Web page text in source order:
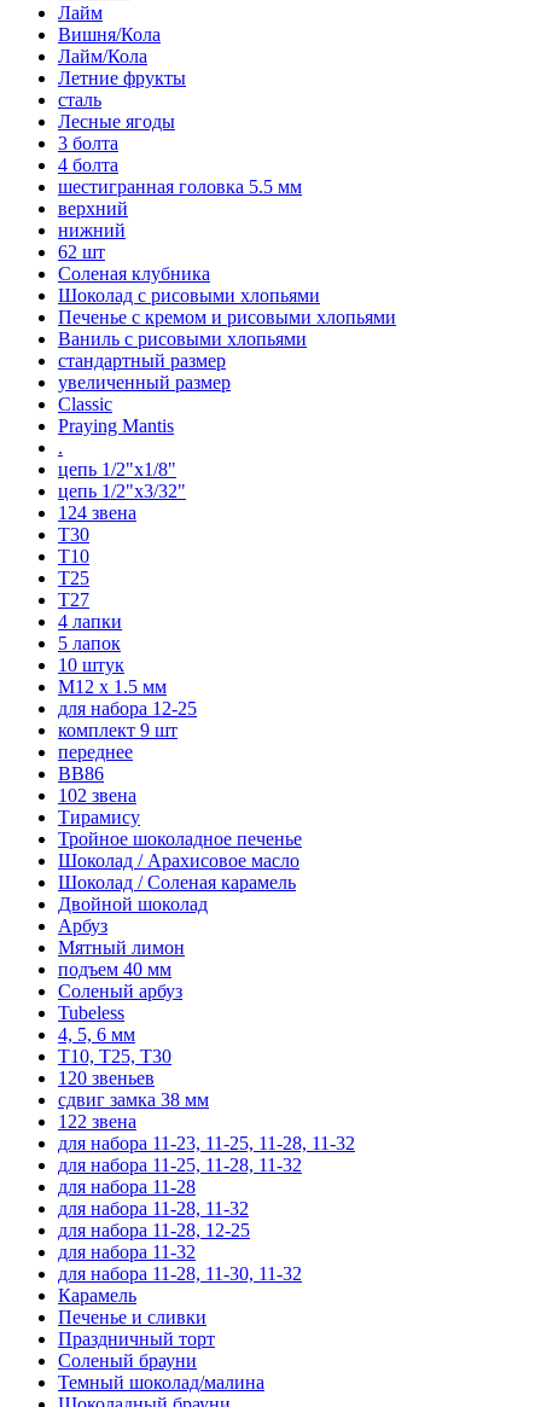
Лайм
Вишня/Кола
Лайм/Кола
Летние фрукты
сталь
Лесные ягоды
3 болта
4 болта
шестигранная головка 5.5 мм
верхний
нижний
62 шт
Соленая клубника
Шоколад с рисовыми хлопьями
Печенье с кремом и рисовыми хлопьями
Ваниль с рисовыми хлопьями
стандартный размер
увеличенный размер
Classic
Praying Mantis
.
цепь 1/2"x1/8"
цепь 1/2"x3/32"
124 звена
T30
T10
T25
T27
4 лапки
5 лапок
10 штук
М12 x 1.5 мм
для набора 12-25
комплект 9 шт
переднее
BB86
102 звена
Тирамису
Тройное шоколадное печенье
Шоколад / Арахисовое масло
Шоколад / Соленая карамель
Двойной шоколад
Арбуз
Мятный лимон
подъем 40 мм
Соленый арбуз
Tubeless
4, 5, 6 мм
T10, T25, T30
120 звеньев
сдвиг замка 38 мм
122 звена
для набора 11-23, 11-25, 11-28, 11-32
для набора 11-25, 11-28, 11-32
для набора 11-28
для набора 11-28, 11-32
для набора 11-28, 12-25
для набора 11-32
для набора 11-28, 11-30, 11-32
Карамель
Печенье и сливки
Праздничный торт
Соленый брауни
Темный шоколад/малина